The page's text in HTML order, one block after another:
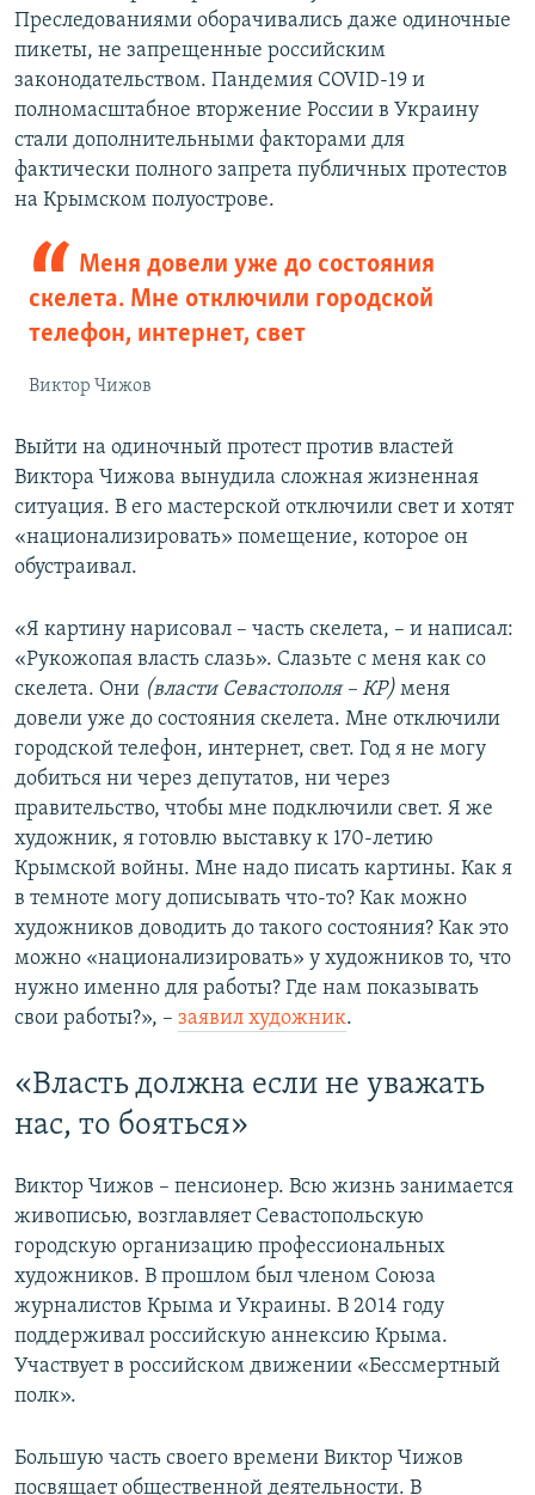
Преследованиями оборачивались даже одиночные
пикеты, не запрещенные российским
законодательством. Пандемия COVID-19 и
полномасштабное вторжение России в Украину
стали дополнительными факторами для
фактически полного запрета публичных протестов
на Крымском полуострове.
Меня довели уже до состояния
скелета. Мне отключили городской
телефон, интернет, свет
Виктор Чижов
Выйти на одиночный протест против властей
Виктора Чижова вынудила сложная жизненная
ситуация. В его мастерской отключили свет и хотят
«национализировать» помещение, которое он
обустраивал.
«Я картину нарисовал – часть скелета, – и написал:
«Рукожопая власть слазь». Слазьте с меня как со
скелета. Они (власти Севастополя – КР) меня
довели уже до состояния скелета. Мне отключили
городской телефон, интернет, свет. Год я не могу
добиться ни через депутатов, ни через
правительство, чтобы мне подключили свет. Я же
художник, я готовлю выставку к 170-летию
Крымской войны. Мне надо писать картины. Как я
в темноте могу дописывать что-то? Как можно
художников доводить до такого состояния? Как это
можно «национализировать» у художников то, что
нужно именно для работы? Где нам показывать
свои работы?», – заявил художник.
«Власть должна если не уважать
нас, то бояться»
Виктор Чижов – пенсионер. Всю жизнь занимается
живописью, возглавляет Севастопольскую
городскую организацию профессиональных
художников. В прошлом был членом Союза
журналистов Крыма и Украины. В 2014 году
поддерживал российскую аннексию Крыма.
Участвует в российском движении «Бессмертный
полк».
Большую часть своего времени Виктор Чижов
посвящает общественной деятельности. В